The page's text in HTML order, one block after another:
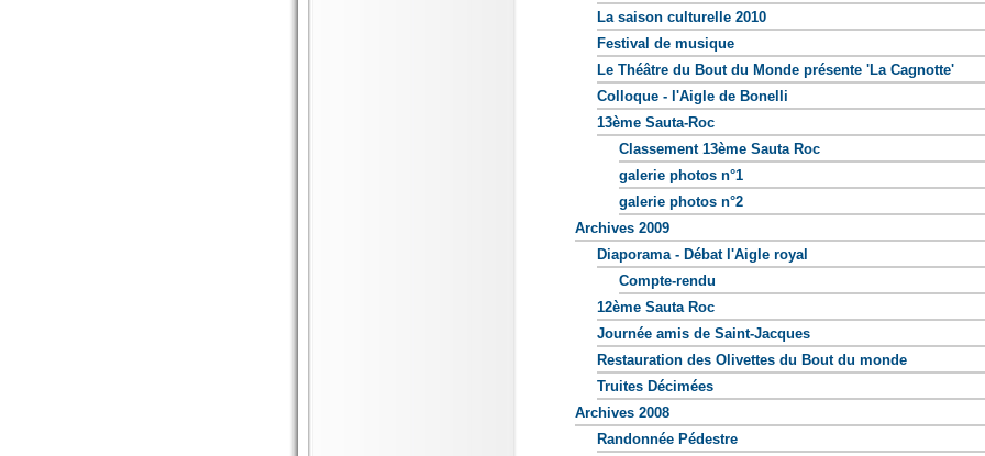
La saison culturelle 2010
Festival de musique
Le Théâtre du Bout du Monde présente 'La Cagnotte'
Colloque - l'Aigle de Bonelli
13ème Sauta-Roc
Classement 13ème Sauta Roc
galerie photos n°1
galerie photos n°2
Archives 2009
Diaporama - Débat l'Aigle royal
Compte-rendu
12ème Sauta Roc
Journée amis de Saint-Jacques
Restauration des Olivettes du Bout du monde
Truites Décimées
Archives 2008
Randonnée Pédestre